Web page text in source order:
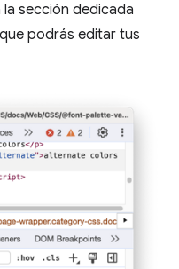
la sección dedicada
podrás editar tus